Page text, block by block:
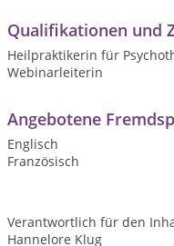
Qualifikationen und
Heilpraktikerin für
Webinarleiterin
Angebotene
Englisch
Französisch
Verantwortlich für den
Hannelore Klug